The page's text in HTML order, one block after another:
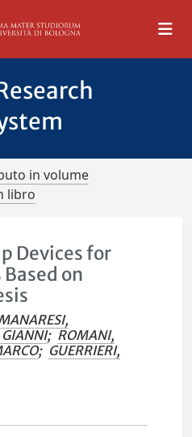
in volume
libro
Devices for
on
; ROMANI,
; GUERRIERI,